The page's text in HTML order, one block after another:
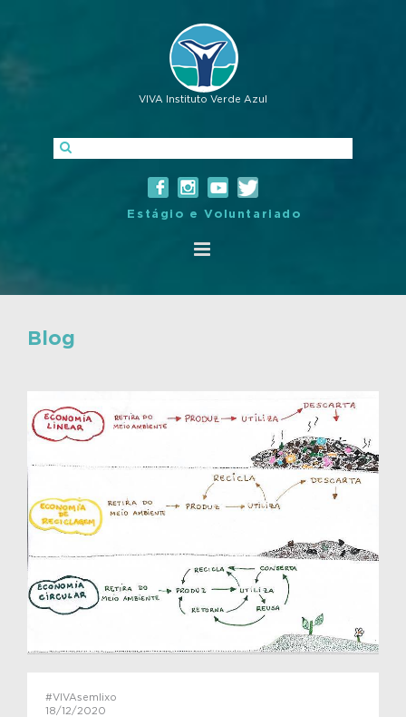
VIVA Instituto Verde Azul
Estágio e Voluntariado
Blog
#VIVAsemlixo
18/12/2020